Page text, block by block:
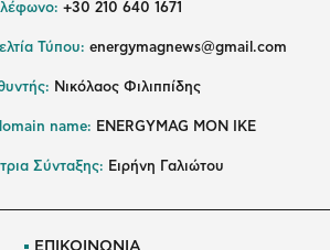
+30 210 640 1671
Τύπου: energymagnews@gmail.com
Νικόλαος Φιλιππίδης
name: ENERGYMAG ΜΟΝ ΙΚΕ
Σύνταξης: Ειρήνη Γαλιώτου